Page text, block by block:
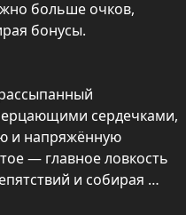
больше очков,
бонусы.
сердечками,
и напряжённую
— главное ловкость
и собирая
лестницы, чтобы